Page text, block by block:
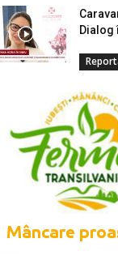
Dialog